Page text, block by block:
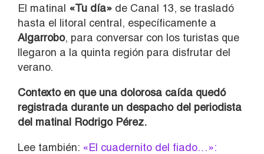
El matinal «Tu día» de Canal 13, se trasladó
hasta el litoral central, específicamente a
Algarrobo, para conversar con los turistas que
llegaron a la quinta región para disfrutar del
verano.
Contexto en que una dolorosa caída quedó
registrada durante un despacho del periodista
del matinal Rodrigo Pérez.
Lee también: «El cuadernito del fiado…»: